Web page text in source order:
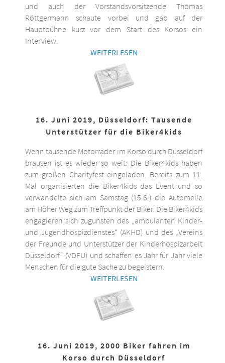
und auch der Vorstandsvorsitzende Thomas
Röttgermann schaute vorbei und gab auf der
Hauptbühne kurz vor dem Start des Korsos ein
Interview.
WEITERLESEN
16. Juni 2019, Düsseldorf: Tausende
Unterstützer für die Biker4kids
Wenn tausende Motorräder im Korso durch Düsseldorf
brausen ist es wieder so weit: Die Biker4kids haben
zum großen Charityfest eingeladen. Bereits zum 11.
Mal organisierten die Biker4kids das Event und so
verwandelte sich am Samstag (15.6.) die Automeile
am Höher Weg zum Treffpunkt der Biker. Die Biker4kids
engagieren sich zugunsten des „ambulanten Kinder-
und Jugendhospizdienstes“ (AKHD) und des „Vereins
der Freunde und Unterstützer der Kinderhospizarbeit
Düsseldorf“ (VDFU) und schaffen es Jahr für Jahr viele
Menschen für die gute Sache zu begeistern.
WEITERLESEN
16. Juni 2019, 2000 Biker fahren im
Korso durch Düsseldorf